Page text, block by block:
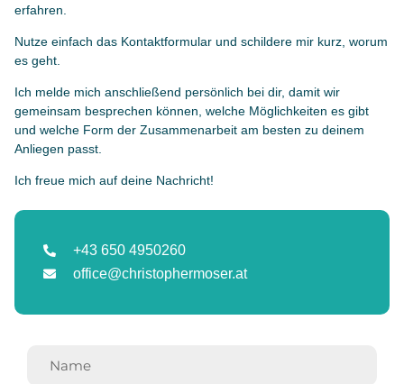
SHOP
erfahren.
Nutze einfach das Kontaktformular und schildere mir kurz, worum
es geht.
Ich melde mich anschließend persönlich bei dir, damit wir
gemeinsam besprechen können, welche Möglichkeiten es gibt
und welche Form der Zusammenarbeit am besten zu deinem
Anliegen passt.
Ich freue mich auf deine Nachricht!
+43 650 4950260
office@christophermoser.at